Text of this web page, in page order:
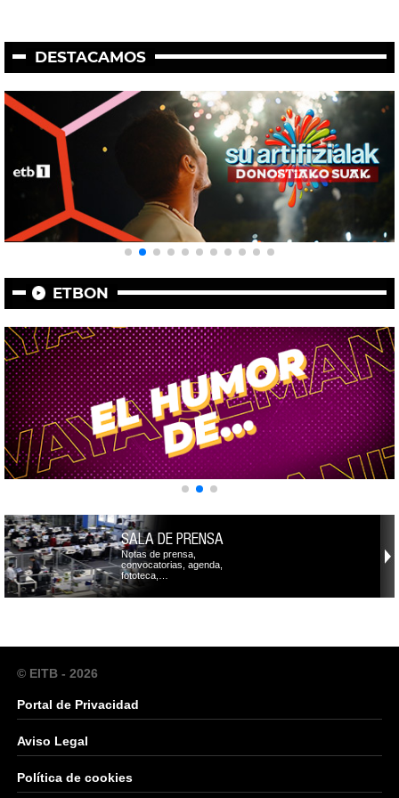
DESTACAMOS
ETBON
SALA DE PRENSA
Notas de prensa,
convocatorias, agenda,
fototeca,…
© EITB - 2026
Portal de Privacidad
Aviso Legal
Política de cookies